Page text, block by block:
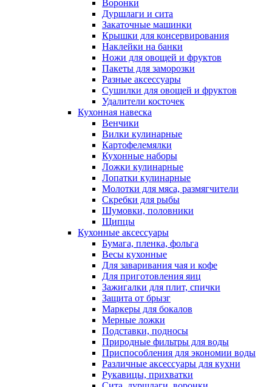
Воронки
Дуршлаги и сита
Закаточные машинки
Крышки для консервирования
Наклейки на банки
Ножи для овощей и фруктов
Пакеты для заморозки
Разные аксессуары
Сушилки для овощей и фруктов
Удалители косточек
Кухонная навеска
Венчики
Вилки кулинарные
Картофелемялки
Кухонные наборы
Ложки кулинарные
Лопатки кулинарные
Молотки для мяса, размягчители
Скребки для рыбы
Шумовки, половники
Щипцы
Кухонные аксессуары
Бумага, пленка, фольга
Весы кухонные
Для заваривания чая и кофе
Для приготовления яиц
Зажигалки для плит, спички
Защита от брызг
Маркеры для бокалов
Мерные ложки
Подставки, подносы
Природные фильтры для воды
Приспособления для экономии воды
Различные аксессуары для кухни
Рукавицы, прихватки